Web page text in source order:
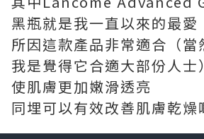
黑瓶就是我一直以來的最愛
所因這款產品非常適合（當
我是覺得它合適大部份人士）
使肌膚更加嫩滑透亮
同埋可以有效改善肌膚乾燥